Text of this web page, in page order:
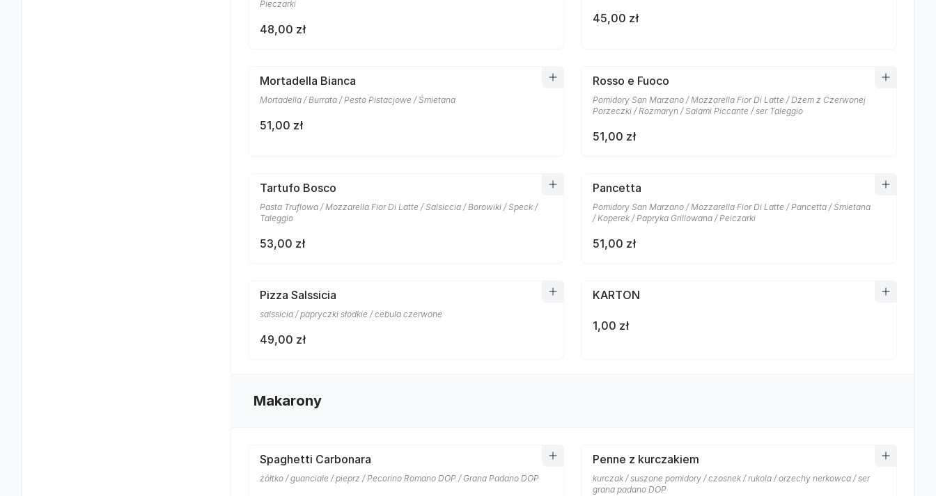
Pieczarki
48,00 zł
45,00 zł
Mortadella Bianca
Mortadella / Burrata / Pesto Pistacjowe / Śmietana
51,00 zł
Rosso e Fuoco
Pomidory San Marzano / Mozzarella Fior Di Latte / Dżem z Czerwonej
Porzeczki / Rozmaryn / Salami Piccante / ser Taleggio
51,00 zł
Tartufo Bosco
Pasta Truflowa / Mozzarella Fior Di Latte / Salsiccia / Borowiki / Speck /
Taleggio
53,00 zł
Pancetta
Pomidory San Marzano / Mozzarella Fior Di Latte / Pancetta / Śmietana
/ Koperek / Papryka Grillowana / Peiczarki
51,00 zł
Pizza Salssicia
salssicia / papryczki słodkie / cebula czerwone
49,00 zł
KARTON
1,00 zł
Makarony
Spaghetti Carbonara
żółtko / guanciale / pieprz / Pecorino Romano DOP / Grana Padano DOP
Penne z kurczakiem
kurczak / suszone pomidory / czosnek / rukola / orzechy nerkowca / ser
grana padano DOP